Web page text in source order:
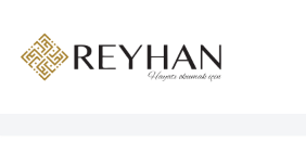
İçeriğe